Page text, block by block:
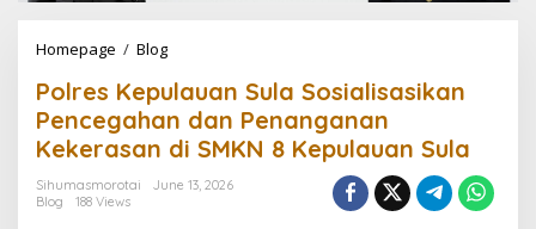
Homepage / Blog
l
r
e
s
K
Polres Kepulauan Sula Sosialisasikan
Pencegahan dan Penanganan
Kekerasan di SMKN 8 Kepulauan Sula
Sihumasmorotai
June 13, 2026
Blog
188 Views